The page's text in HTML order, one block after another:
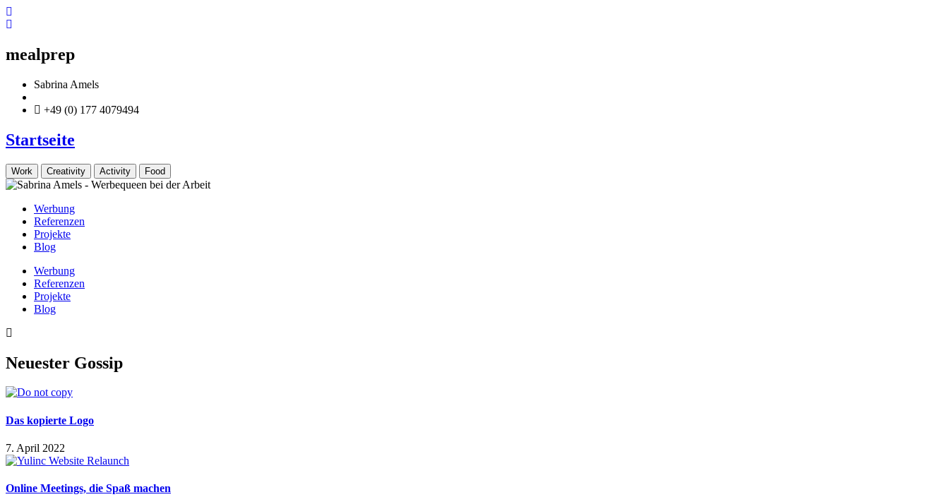
Zum
Inhalt
mealprep
Sabrina Amels
+49 (0) 177 4079494
Startseite
Work Creativity Activity Food
Werbung
Referenzen
Projekte
Blog
Werbung
Referenzen
Projekte
Blog
Neuester Gossip
Das kopierte Logo
7. April 2022
Online Meetings, die Spaß machen